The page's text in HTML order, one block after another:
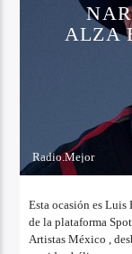
ALZA
Radio.Mejor
Esta ocasión es
de la plataforma
Artistas México ,